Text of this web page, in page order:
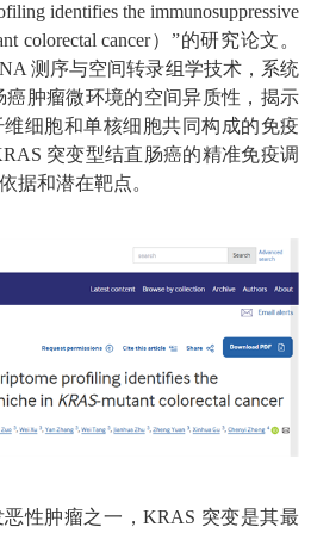
identifies the immunosuppressive
colorectal cancer）”的研究论文。
测序与空间转录组学技术，系统
肿瘤微环境的空间异质性，揭示
细胞和单核细胞共同构成的免疫
突变型结直肠癌的精准免疫调
据和潜在靶点。
性肿瘤之一，KRAS 突变是其最